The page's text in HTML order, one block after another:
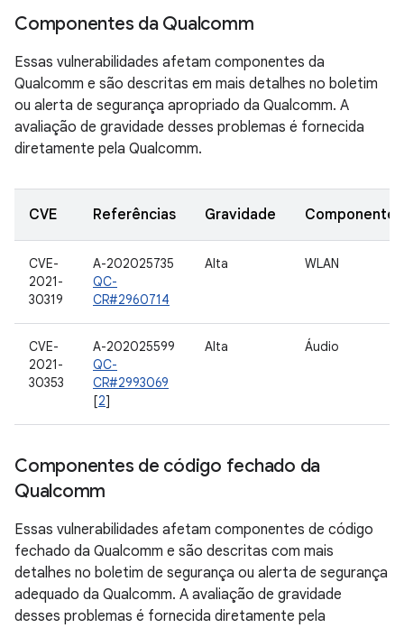
Componentes da Qualcomm
Essas vulnerabilidades afetam componentes da
Qualcomm e são descritas em mais detalhes no boletim
ou alerta de segurança apropriado da Qualcomm. A
avaliação de gravidade desses problemas é fornecida
diretamente pela Qualcomm.
CVE Referências Gravidade Componente
CVE-
2021-
30319
A-202025735
QC-
CR#2960714
Alta WLAN
CVE-
2021-
30353
A-202025599
QC-
CR#2993069
[2]
Alta Áudio
Componentes de código fechado da
Qualcomm
Essas vulnerabilidades afetam componentes de código
fechado da Qualcomm e são descritas com mais
detalhes no boletim de segurança ou alerta de segurança
adequado da Qualcomm. A avaliação de gravidade
desses problemas é fornecida diretamente pela